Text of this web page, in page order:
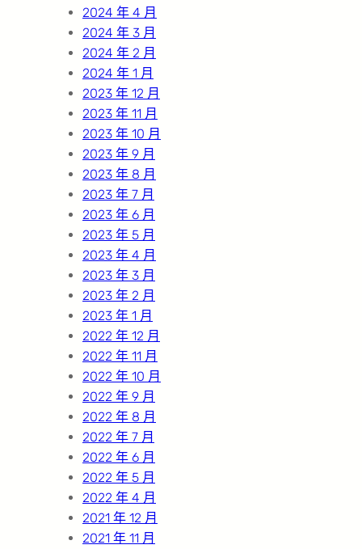
2024 年 4 月
2024 年 3 月
2024 年 2 月
2024 年 1 月
2023 年 12 月
2023 年 11 月
2023 年 10 月
2023 年 9 月
2023 年 8 月
2023 年 7 月
2023 年 6 月
2023 年 5 月
2023 年 4 月
2023 年 3 月
2023 年 2 月
2023 年 1 月
2022 年 12 月
2022 年 11 月
2022 年 10 月
2022 年 9 月
2022 年 8 月
2022 年 7 月
2022 年 6 月
2022 年 5 月
2022 年 4 月
2021 年 12 月
2021 年 11 月